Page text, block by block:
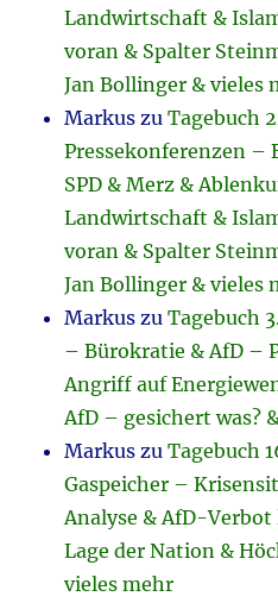
Landwirtschaft &
voran & Spalter
Jan Bollinger & vieles
Markus zuTagebuch
Pressekonferenzen –
SPD & Merz &
Landwirtschaft &
voran & Spalter
Jan Bollinger & vieles
Markus zuTagebuch
– Bürokratie & AfD –
Angriff auf
AfD – gesichert was?
Markus zuTagebuch
Gaspeicher –
Analyse & AfD-
Lage der Nation &
vieles mehr